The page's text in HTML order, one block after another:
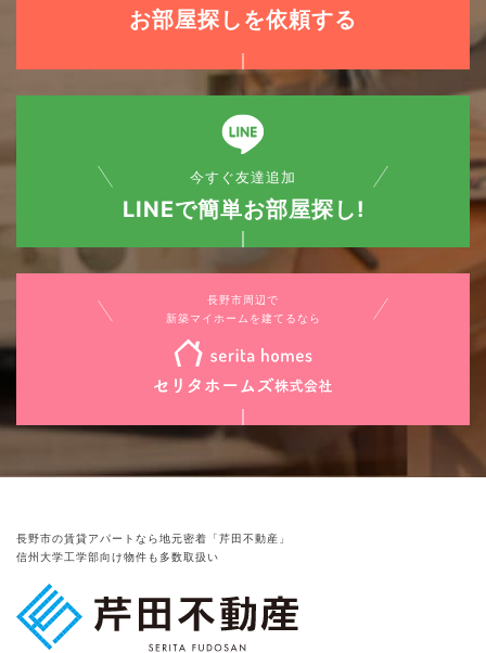
お部屋探しを依頼する
今すぐ友達追加
LINEで簡単お部屋探し!
長野市周辺で
新築マイホームを建てるなら
長野市の賃貸アパートなら地元密着「芹田不動産」
信州大学工学部向け物件も多数取扱い